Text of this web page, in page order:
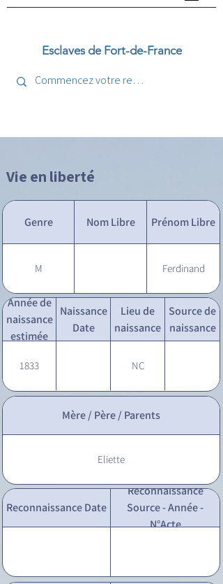
Esclaves de Fort-de-France
Vie en liberté
Genre Nom Libre Prénom Libre
M Ferdinand
Année de
naissance
estimée
Naissance
Date
Lieu de
naissance
Source de
naissance
1833 NC
Mère / Père / Parents
Eliette
Reconnaissance Date
Reconnaissance
Source - Année -
N°Acte